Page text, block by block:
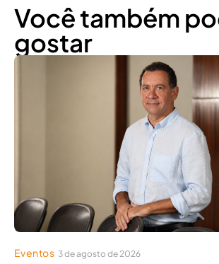
Você também
gostar
Eventos 3 de agosto de 2026